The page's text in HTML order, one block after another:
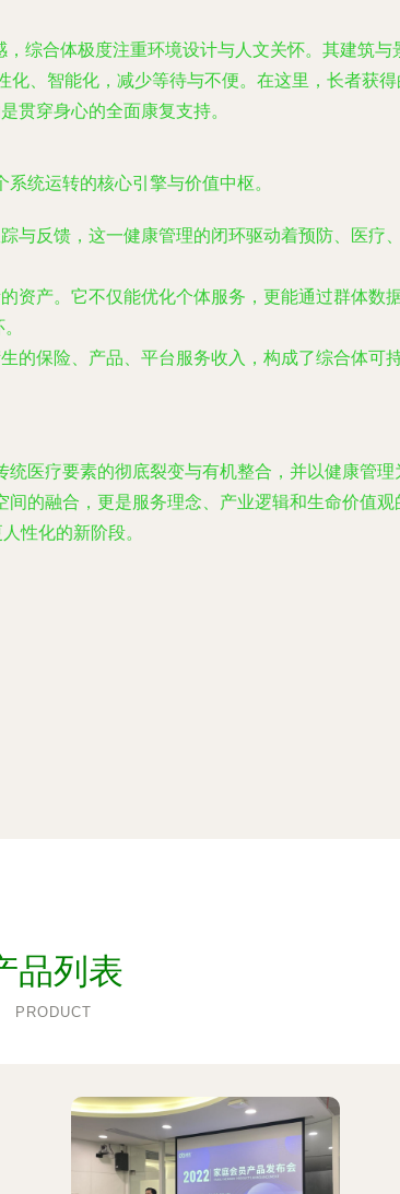
综合体极度注重环境设计与人文关怀。其建筑
、智能化，减少等待与不便。在这里，长者获
贯穿身心的全面康复支持。
系统运转的核心引擎与价值中枢。
与反馈，这一健康管理的闭环驱动着预防、医疗
资产。它不仅能优化个体服务，更能通过群体数
的保险、产品、平台服务收入，构成了综合体可
医疗要素的彻底裂变与有机整合，并以健康管
的融合，更是服务理念、产业逻辑和生命价值
性化的新阶段。
品列表
PRODUCT